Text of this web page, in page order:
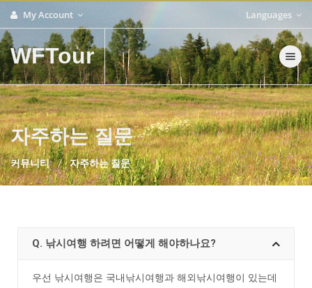
My Account Languages
Toggle
WFTour
자주하는 질문
커뮤니티 자주하는 질문
Q. 낚시여행 하려면 어떻게 해야하나요?
우선 낚시여행은 국내낚시여행과 해외낚시여행이 있는데